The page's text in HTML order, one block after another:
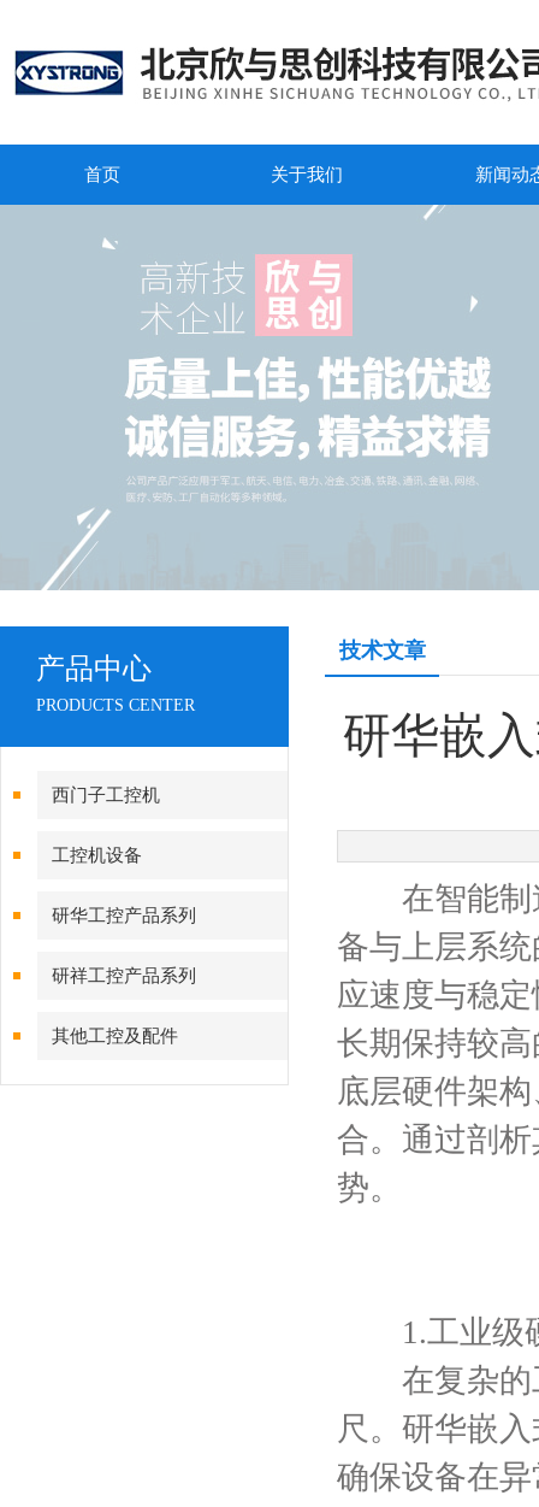
首页 关于我们 新闻动
产品中心
PRODUCTS CENTER
西门子工控机
工控机设备
研华工控产品系列
研祥工控产品系列
其他工控及配件
技术文章
研华嵌
在智能制造
备与上层系
应速度与稳
长期保持较
底层硬件架
合。通过剖
势。
1.工业级硬
在复杂的工
尺。研华嵌
确保设备在